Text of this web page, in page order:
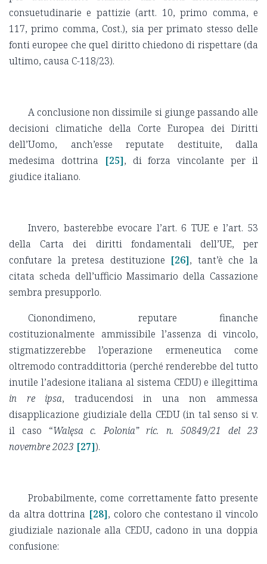
consuetudinarie e pattizie (artt. 10, primo comma, e
117, primo comma, Cost.), sia per primato stesso delle
fonti europee che quel diritto chiedono di rispettare (da
ultimo, causa C-118/23).
A conclusione non dissimile si giunge passando alle
decisioni climatiche della Corte Europea dei Diritti
dell’Uomo, anch’esse reputate destituite, dalla
medesima dottrina
[25], di forza vincolante per il
giudice italiano.
Invero, basterebbe evocare l’art. 6 TUE e l’art. 53
della Carta dei diritti fondamentali dell’UE, per
confutare la pretesa destituzione [26], tant’è che la
citata scheda dell’ufficio Massimario della Cassazione
sembra presupporlo.
Cionondimeno, reputare finanche
costituzionalmente ammissibile l’assenza di vincolo,
stigmatizzerebbe l’operazione ermeneutica come
oltremodo contraddittoria (perché renderebbe del tutto
inutile l’adesione italiana al sistema CEDU) e illegittima
in re ipsa, traducendosi in una non ammessa
disapplicazione giudiziale della CEDU (in tal senso si v.
il caso “Walęsa c. Polonia” ric. n. 50849/21 del 23
novembre 2023 [27]).
Probabilmente, come correttamente fatto presente
da altra dottrina [28], coloro che contestano il vincolo
giudiziale nazionale alla CEDU, cadono in una doppia
confusione: